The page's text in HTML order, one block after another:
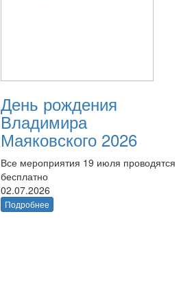
День рождения
Владимира
Маяковского 2026
Все мероприятия 19 июля проводятся
бесплатно
02.07.2026
Подробнее